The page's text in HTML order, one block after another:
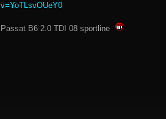
v=YoTLsvOUeY0
Passat B6 2.0 TDI 08 sportline